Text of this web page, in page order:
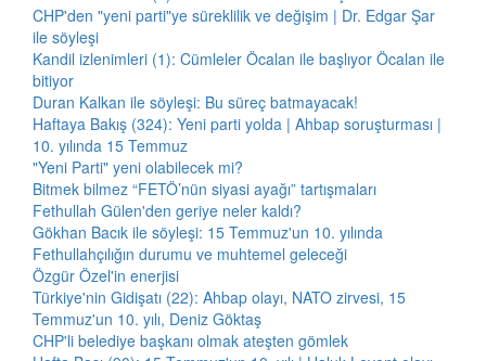
CHP'den "yeni parti"ye süreklilik ve değişim | Dr. Edgar Şar
ile söyleşi
Kandil izlenimleri (1): Cümleler Öcalan ile başlıyor Öcalan ile
bitiyor
Duran Kalkan ile söyleşi: Bu süreç batmayacak!
Haftaya Bakış (324): Yeni parti yolda | Ahbap soruşturması |
10. yılında 15 Temmuz
"Yeni Parti" yeni olabilecek mi?
Bitmek bilmez “FETÖ’nün siyasi ayağı” tartışmaları
Fethullah Gülen'den geriye neler kaldı?
Gökhan Bacık ile söyleşi: 15 Temmuz'un 10. yılında
Fethullahçılığın durumu ve muhtemel geleceği
Özgür Özel'in enerjisi
Türkiye'nin Gidişatı (22): Ahbap olayı, NATO zirvesi, 15
Temmuz'un 10. yılı, Deniz Göktaş
CHP'li belediye başkanı olmak ateşten gömlek